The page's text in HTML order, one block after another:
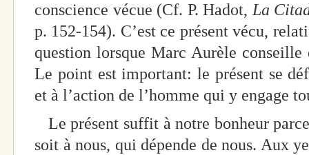
conscience vécue (Cf. P. Hadot,La
p. 152-154). C’est ce présent vécu,
question lorsque Marc Aurèle
Le point est important: le présent se
et à l’action de l’homme qui y engage
Le présent suffit à notre bonheur
soit à nous, qui dépende de nous. Aux